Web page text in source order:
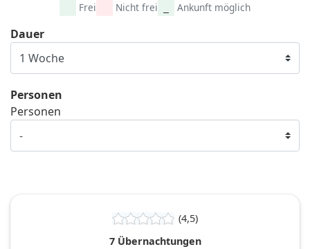
Frei Nicht frei Ankunft möglich
Dauer
Personen
Personen
(4,5)
7 Übernachtungen